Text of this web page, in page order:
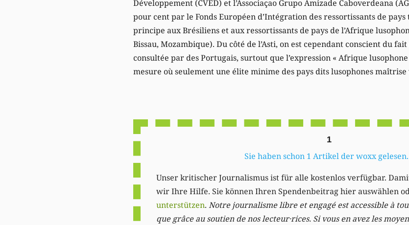
Développement (CVED) et l’Associaçao Grupo Amizade Caboverdeana
pour cent par le Fonds Européen d’Intégration des ressortissants de
principe aux Brésiliens et aux ressortissants de pays de l’Afrique
Bissau, Mozambique). Du côté de l’Asti, on est cependant conscient du
consultée par des Portugais, surtout que l’expression « Afrique
mesure où seulement une élite minime des pays dits lusophones
1
Sie haben schon 1 Artikel der woxx gelesen.
Unser kritischer Journalismus ist für alle kostenlos verfügbar.
wir Ihre Hilfe. Sie können Ihren Spendenbeitrag hier auswählen
unterstützen. Notre journalisme libre et engagé est accessible à
que grâce au soutien de nos lecteur·rices. Si vous en avez les